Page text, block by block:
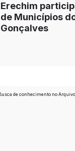
Erechim
de Municípios
Gonçalves